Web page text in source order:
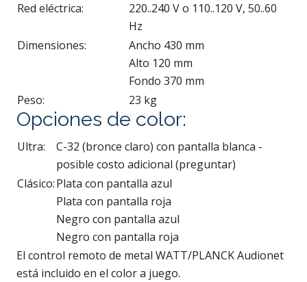
Red eléctrica:
220..240 V o 110..120 V, 50..60
Hz
Dimensiones:
Ancho 430 mm
Alto 120 mm
Fondo 370 mm
Peso:
23 kg
Opciones de color:
Ultra:
C-32 (bronce claro) con pantalla blanca -
posible costo adicional (preguntar)
Clásico:Plata con pantalla azul
Plata con pantalla roja
Negro con pantalla azul
Negro con pantalla roja
El control remoto de metal WATT/PLANCK Audionet
está incluido en el color a juego.